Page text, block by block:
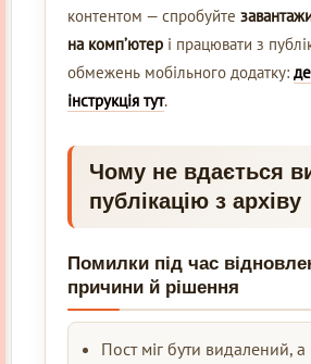
контентом — спробуйте
на комп’ютер і працювати з
обмежень мобільного додатку:
інструкція тут.
Чому не вдається
публікацію з архіву
Помилки під час
причини й рішення
Пост міг бути видалений, а